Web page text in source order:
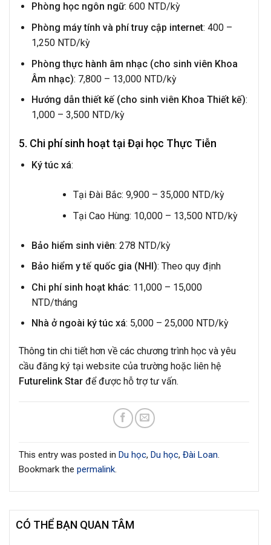
Phòng học ngôn ngữ: 600 NTD/kỳ
Phòng máy tính và phí truy cập internet: 400 –
1,250 NTD/kỳ
Phòng thực hành âm nhạc (cho sinh viên Khoa
Âm nhạc): 7,800 – 13,000 NTD/kỳ
Hướng dẫn thiết kế (cho sinh viên Khoa Thiết kế):
1,000 – 3,500 NTD/kỳ
5. Chi phí sinh hoạt tại Đại học Thực Tiễn
Ký túc xá:
Tại Đài Bắc: 9,900 – 35,000 NTD/kỳ
Tại Cao Hùng: 10,000 – 13,500 NTD/kỳ
Bảo hiểm sinh viên: 278 NTD/kỳ
Bảo hiểm y tế quốc gia (NHI): Theo quy định
Chi phí sinh hoạt khác: 11,000 – 15,000
NTD/tháng
Nhà ở ngoài ký túc xá: 5,000 – 25,000 NTD/kỳ
Thông tin chi tiết hơn về các chương trình học và yêu
cầu đăng ký tại website của trường hoặc liên hệ
Futurelink Star để được hỗ trợ tư vấn.
This entry was posted in Du học, Du học, Đài Loan.
Bookmark the permalink.
CÓ THỂ BẠN QUAN TÂM